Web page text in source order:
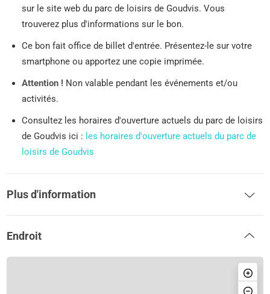
sur le site web du parc de loisirs de Goudvis. Vous
trouverez plus d'informations sur le bon.
Ce bon fait office de billet d'entrée. Présentez-le sur votre
smartphone ou apportez une copie imprimée.
Attention ! Non valable pendant les événements et/ou
activités.
Consultez les horaires d'ouverture actuels du parc de loisirs
de Goudvis ici : les horaires d'ouverture actuels du parc de
loisirs de Goudvis
Plus d'information
Endroit